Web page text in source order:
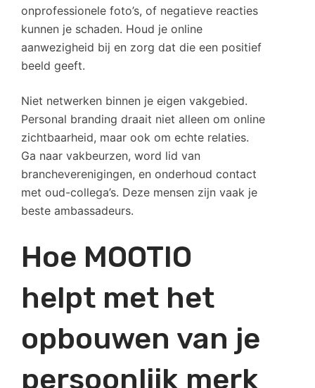
onprofessionele foto’s, of negatieve reacties
kunnen je schaden. Houd je online
aanwezigheid bij en zorg dat die een positief
beeld geeft.
Niet netwerken binnen je eigen vakgebied.
Personal branding draait niet alleen om online
zichtbaarheid, maar ook om echte relaties.
Ga naar vakbeurzen, word lid van
brancheverenigingen, en onderhoud contact
met oud-collega’s. Deze mensen zijn vaak je
beste ambassadeurs.
Hoe MOOTIO
helpt met het
opbouwen van je
persoonlijk merk